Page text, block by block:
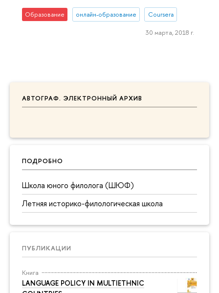
АВТОГРАФ. ЭЛЕКТРОННЫЙ АРХИВ
ПОДРОБНО
Школа юного филолога (ШЮФ)
Летняя историко-филологическая школа
ПУБЛИКАЦИИ
Книга
LANGUAGE POLICY IN MULTIETHNIC
Образование онлайн-образование Coursera
30 марта, 2018 г.